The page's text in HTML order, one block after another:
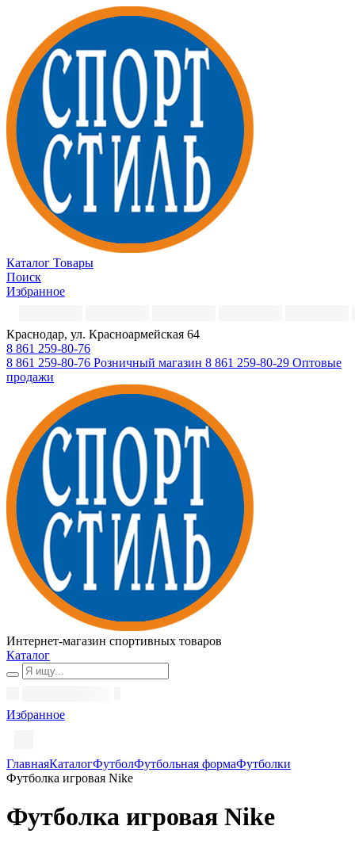
Каталог Товары
Поиск
Избранное
Краснодар, ул. Красноармейская 64
8 861 259-80-76
8 861 259-80-76 Розничный магазин 8 861 259-80-29 Оптовые
продажи
Интернет-магазин спортивных товаров
Каталог
Избранное
ГлавнаяКаталогФутболФутбольная формаФутболки
Футболка игровая Nike
Футболка игровая Nike